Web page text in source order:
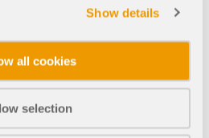
Show details
all cookies
selection
da estrutura para o RFEM 6
para o RFEM 6